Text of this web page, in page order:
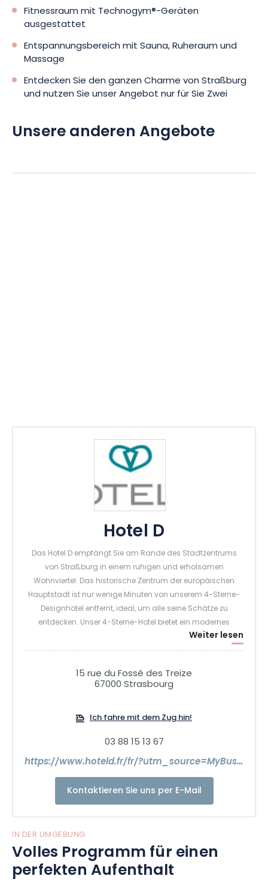
Fitnessraum mit Technogym®-Geräten
ausgestattet
Entspannungsbereich mit Sauna, Ruheraum und
Massage
Entdecken Sie den ganzen Charme von Straßburg
und nutzen Sie unser Angebot nur für Sie Zwei
Unsere anderen Angebote
Hotel D
Das Hotel D empfängt Sie am Rande des Stadtzentrums
von Straßburg in einem ruhigen und erholsamen
Wohnviertel. Das historische Zentrum der europäischen
Hauptstadt ist nur wenige Minuten von unserem 4-Sterne-
Designhotel entfernt, ideal, um alle seine Schätze zu
entdecken. Unser 4-Sterne-Hotel bietet ein modernes
Ambiente und empfängt Sie herzlich für alle Ihre Aufenthalte,
ob geschäftlich oder touristisch.
Entspannen Sie sich in einem unserer 37 Zimmer oder
Weiter lesen
15 rue du Fossé des Treize
67000 Strasbourg
Ich fahre mit dem Zug hin!
03 88 15 13 67
https://www.hoteld.fr/fr/?utm_source=MyBusiness
Kontaktieren Sie uns per E-Mail
IN DER UMGEBUNG
Volles Programm für einen
perfekten Aufenthalt